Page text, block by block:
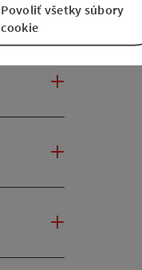
Povoliť všetky súbory
cookie